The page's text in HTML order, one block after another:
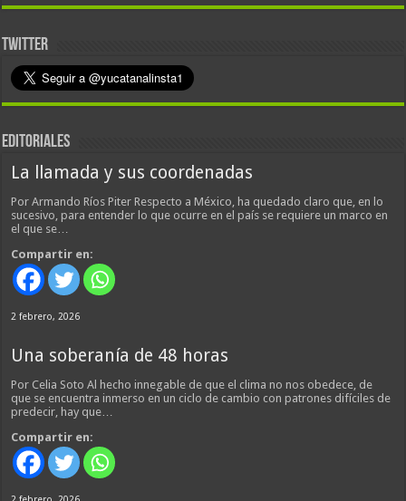
TWITTER
EDITORIALES
La llamada y sus coordenadas
Por Armando Ríos Piter Respecto a México, ha quedado claro que, en lo
sucesivo, para entender lo que ocurre en el país se requiere un marco en
el que se…
Compartir en:
2 febrero, 2026
Una soberanía de 48 horas
Por Celia Soto Al hecho innegable de que el clima no nos obedece, de
que se encuentra inmerso en un ciclo de cambio con patrones difíciles de
predecir, hay que…
Compartir en: